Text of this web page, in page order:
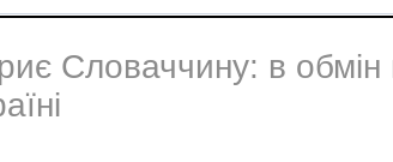
Словаччину: в обмін